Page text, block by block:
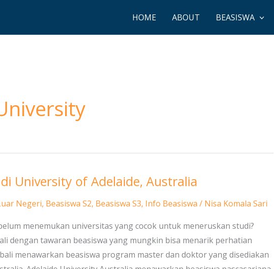
HOME ABOUT BEASISWA
di University of Adelaide, Australia
Negeri, Beasiswa S2, Beasiswa S3, Info Beasiswa / Nisa Komala Sari
menemukan universitas yang cocok untuk meneruskan studi?
dengan tawaran beasiswa yang mungkin bisa menarik perhatian
menawarkan beasiswa program master dan doktor yang disediakan